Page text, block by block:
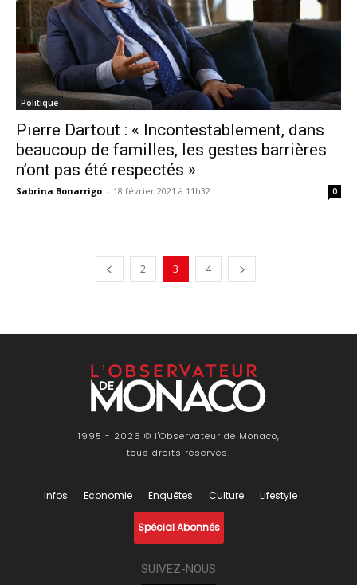
Politique
Pierre Dartout : « Incontestablement, dans
beaucoup de familles, les gestes barrières
n’ont pas été respectés »
Sabrina Bonarrigo - 18 février 2021 à 11h32 0
2 3 4
1995 - 2026 © l'Observateur de Monaco,
tous droits réservés.
Infos Economie Enquêtes Culture Lifestyle
Spécial Abonnés
SUIVEZ-NOUS